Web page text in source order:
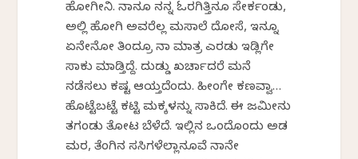
ಹೋಗೀನಿ. ನಾನೂ ನನ್ನ ಓರಗಿತ್ತಿನೂ ಸೇರ್ಕಂಡು,
ಅಲ್ಲಿ ಹೋಗಿ ಅವರೆಲ್ಲ ಮಸಾಲೆ ದೋಸೆ, ಇನ್ನೂ
ಏನೇನೋ ತಿಂದ್ರೂ ನಾ ಮಾತ್ರ ಎರಡು ಇಡ್ಲಿಗೇ
ಸಾಕು ಮಾಡ್ತಿದ್ದೆ. ದುಡ್ಡು ಖರ್ಚಾದರೆ ಮನೆ
ನಡೆಸಲು ಕಷ್ಟ ಆಯ್ತದೆಂದು. ಹೀಂಗೇ ಕಣವ್ವಾ…
ಹೊಟ್ಟೆಬಟ್ಟೆ ಕಟ್ಟಿ ಮಕ್ಕಳನ್ನು ಸಾಕಿದೆ. ಈ ಜಮೀನು
ತಗಂಡು ತೋಟ ಬೆಳೆದೆ. ಇಲ್ಲಿನ ಒಂದೊಂದು ಅಡಕೆ
ಮರ, ತೆಂಗಿನ ಸಸಿಗಳೆಲ್ಲಾನೂವೆ ನಾನೇ